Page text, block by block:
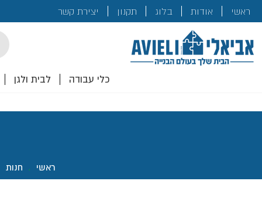
ראשי אודות בלוג תקנון יצירת קשרלכם!
כלי עבודה לבית ולגן
ראשי . חנות